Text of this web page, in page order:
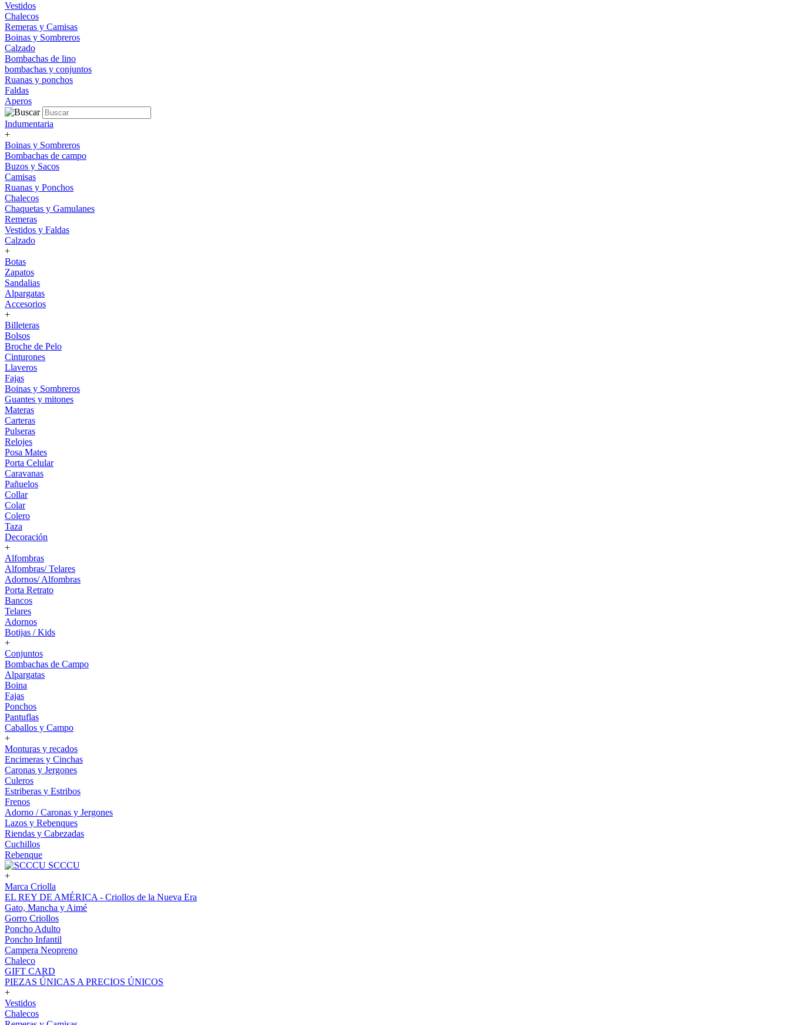
Vestidos
Chalecos
Remeras y Camisas
Boinas y Sombreros
Calzado
Bombachas de lino
bombachas y conjuntos
Ruanas y ponchos
Faldas
Aperos
Indumentaria
+
Boinas y Sombreros
Bombachas de campo
Buzos y Sacos
Camisas
Ruanas y Ponchos
Chalecos
Chaquetas y Gamulanes
Remeras
Vestidos y Faldas
Calzado
+
Botas
Zapatos
Sandalias
Alpargatas
Accesorios
+
Billeteras
Bolsos
Broche de Pelo
Cinturones
Llaveros
Fajas
Boinas y Sombreros
Guantes y mitones
Materas
Carteras
Pulseras
Relojes
Posa Mates
Porta Celular
Caravanas
Pañuelos
Collar
Colar
Colero
Taza
Decoración
+
Alfombras
Alfombras/ Telares
Adornos/ Alfombras
Porta Retrato
Bancos
Telares
Adornos
Botijas / Kids
+
Conjuntos
Bombachas de Campo
Alpargatas
Boina
Fajas
Ponchos
Pantuflas
Caballos y Campo
+
Monturas y recados
Encimeras y Cinchas
Caronas y Jergones
Culeros
Estriberas y Estribos
Frenos
Adorno / Caronas y Jergones
Lazos y Rebenques
Riendas y Cabezadas
Cuchillos
Rebenque
SCCCU
+
Marca Criolla
EL REY DE AMÉRICA - Criollos de la Nueva Era
Gato, Mancha y Aimé
Gorro Criollos
Poncho Adulto
Poncho Infantil
Campera Neopreno
Chaleco
GIFT CARD
PIEZAS ÚNICAS A PRECIOS ÚNICOS
+
Vestidos
Chalecos